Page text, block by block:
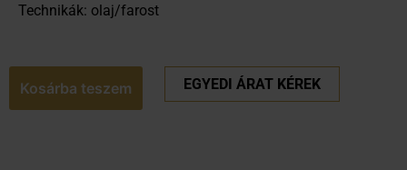
Technikák: olaj/farost
Kosárba teszem EGYEDI ÁRAT KÉREK